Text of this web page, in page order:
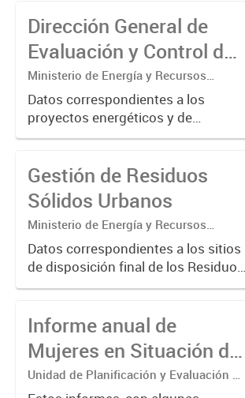
descargas, y localidad.
Dirección General de
Evaluación y Control de
Proyectos Energéticos e
Infraestructura
Ministerio de Energía y Recursos
Naturales. Secretaría de Ambiente y
Recursos Naturales. Dirección General
de Evaluación y Control de Proyectos
Energéticos...
Datos correspondientes a los
proyectos energéticos y de
infraestructura que cuentan con
fecha.
Gestión de Residuos
Sólidos Urbanos
Ministerio de Energía y Recursos
Naturales. Secretaría de Ambiente y
Recursos Naturales. Dirección General
de Gestión de Residuos Sólidos
Urbanos.
Datos correspondientes a los sitios
de disposición final de los Residuos
Sólidos Urbanos (RSU), tipo de
recuperación de residuos, tipo de
tratamiento, por localidad...
Informe anual de
Mujeres en Situación de
Violencia por motivos de
Unidad de Planificación y Evaluación de
Políticas Sociales (UPEPS).